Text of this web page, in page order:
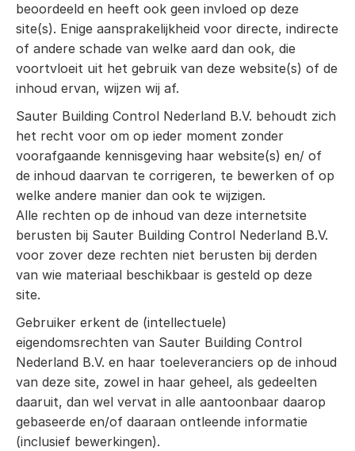
beoordeeld en heeft ook geen invloed op deze
site(s). Enige aansprakelijkheid voor directe, indirecte
of andere schade van welke aard dan ook, die
voortvloeit uit het gebruik van deze website(s) of de
inhoud ervan, wijzen wij af.
Sauter Building Control Nederland B.V. behoudt zich
het recht voor om op ieder moment zonder
voorafgaande kennisgeving haar website(s) en/ of
de inhoud daarvan te corrigeren, te bewerken of op
welke andere manier dan ook te wijzigen.
Alle rechten op de inhoud van deze internetsite
berusten bij Sauter Building Control Nederland B.V.
voor zover deze rechten niet berusten bij derden
van wie materiaal beschikbaar is gesteld op deze
site.
Gebruiker erkent de (intellectuele)
eigendomsrechten van Sauter Building Control
Nederland B.V. en haar toeleveranciers op de inhoud
van deze site, zowel in haar geheel, als gedeelten
daaruit, dan wel vervat in alle aantoonbaar daarop
gebaseerde en/of daaraan ontleende informatie
(inclusief bewerkingen).